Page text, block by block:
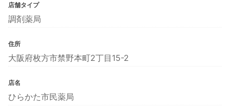
店舗タイプ
調剤薬局
住所
大阪府枚方市禁野本町2丁目15-2
店名
ひらかた市民薬局